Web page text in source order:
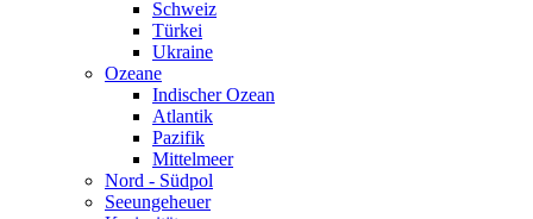
Schweiz
Türkei
Ukraine
Ozeane
Indischer Ozean
Atlantik
Pazifik
Mittelmeer
Nord - Südpol
Seeungeheuer